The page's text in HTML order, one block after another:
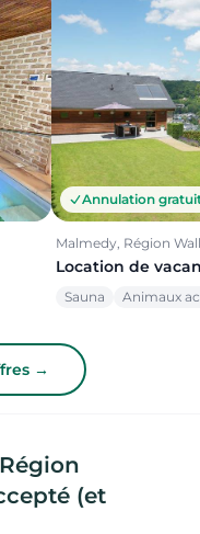
Annulation
Malmedy, Région
Location de
Sauna Animaux
→
(et